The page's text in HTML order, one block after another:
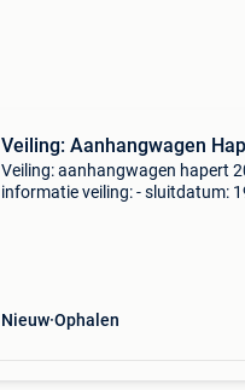
Veiling: Aanhangwagen
Veiling: aanhangwagen hapert
informatie veiling: - sluitdatum:
Nieuw Ophalen